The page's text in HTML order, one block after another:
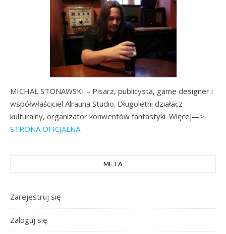
MICHAŁ STONAWSKI – Pisarz, publicysta, game designer i
współwłaściciel Alrauna Studio. Długoletni działacz
kulturalny, organizator konwentów fantastyki. Więcej—>
STRONA OFICJALNA
META
Zarejestruj się
Zaloguj się